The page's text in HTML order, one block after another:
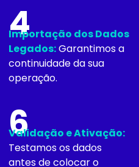
4
Importação dos Dados
Legados:Garantimos a
continuidade da sua
operação.
6
Validação e Ativação:
Testamos os dados
antes de colocar o